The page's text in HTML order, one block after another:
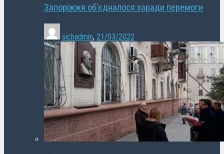
Запоріжжя об’єдналося заради перемоги
sichadmin, 21/03/2022